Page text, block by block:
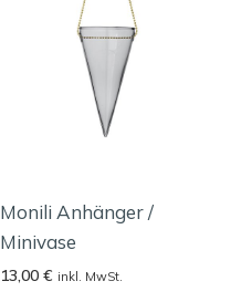
Monili Anhänger /
Minivase
13,00 € inkl. MwSt.